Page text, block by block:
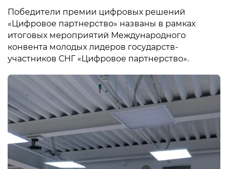
Победители премии цифровых решений
«Цифровое партнерство» названы в рамках
итоговых мероприятий Международного
конвента молодых лидеров государств-
участников СНГ «Цифровое партнерство».